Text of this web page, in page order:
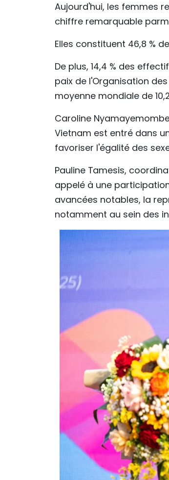
Aujourd'hui, les femmes
chiffre remarquable
Elles constituent 46,8 %
De plus, 14,4 % des
paix de l'Organisation
moyenne mondiale de
Caroline
Vietnam est entré dans
favoriser l'égalité des
Pauline Tamesis,
appelé à une
avancées notables, la
notamment au sein des